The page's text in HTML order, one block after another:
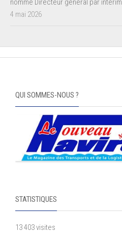
nommé Directeur général par intérim
4 mai 2026
QUI SOMMES-NOUS ?
STATISTIQUES
13 403 visites